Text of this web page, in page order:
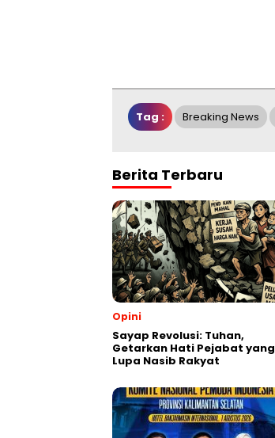
Tag : Breaking News
Berita Terbaru
Opini
Sayap Revolusi: Tuhan,
Getarkan Hati Pejabat yang
Lupa Nasib Rakyat